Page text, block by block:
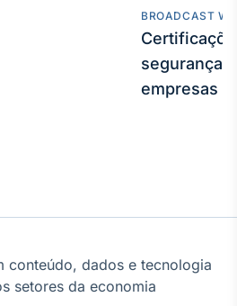
BROADCAST
segurança
empresas
conteúdo, dados e tecnologia
setores da economia